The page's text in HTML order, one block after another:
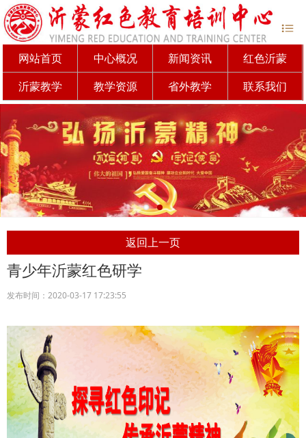
网站首页 中心概况 新闻资讯
红色沂蒙
沂蒙教学
教学资源 省外教学 联系我们
返回上一页
青少年沂蒙红色研学
发布时间：2020-03-17 17:23:55